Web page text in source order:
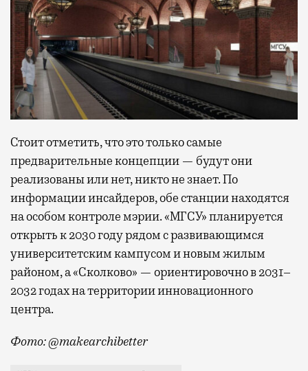
Стоит отметить, что это только самые
предварительные концепции — будут они
реализованы или нет, никто не знает. По
информации инсайдеров, обе станции находятся
на особом контроле мэрии. «МГСУ» планируется
открыть к 2030 году рядом с развивающимся
университетским кампусом и новым жилым
районом, а «Сколково» — ориентировочно в 2031–
2032 годах на территории инновационного
центра.
Фото: @makearchibetter